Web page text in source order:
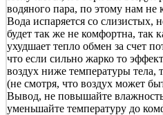
водяного пара, по этому нам не
Вода испаряется со слизистых,
будет так же не комфортна, так
ухудшает тепло обмен за счет
что если сильно жарко то
воздух ниже температуры тела,
(не смотря, что воздух может
Вывод, не повышайте
уменьшайте температуру до